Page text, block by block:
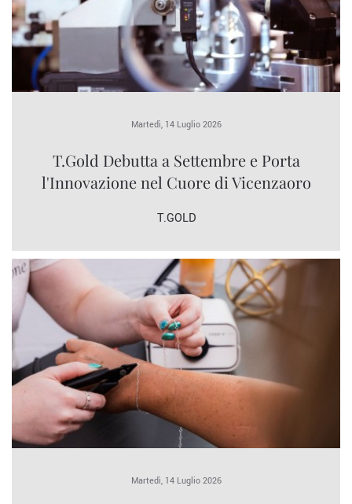
Martedì, 14 Luglio 2026
T.Gold Debutta a Settembre e Porta
l'Innovazione nel Cuore di Vicenzaoro
T.GOLD
Martedì, 14 Luglio 2026